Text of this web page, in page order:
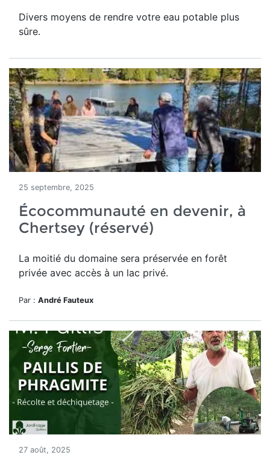
Divers moyens de rendre votre eau potable plus
sûre.
25 septembre, 2025
Écocommunauté en devenir, à
Chertsey (réservé)
La moitié du domaine sera préservée en forêt
privée avec accès à un lac privé.
Par : André Fauteux
27 août, 2025